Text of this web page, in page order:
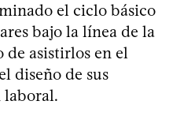
el ciclo básico
bajo la línea de la
de asistirlos en el
diseño de sus
laboral.